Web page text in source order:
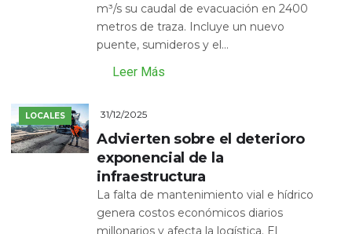
m³/s su caudal de evacuación en 2400
metros de traza. Incluye un nuevo
puente, sumideros y el...
Leer Más
LOCALES 31/12/2025
Advierten sobre el deterioro
exponencial de la
infraestructura
La falta de mantenimiento vial e hídrico
genera costos económicos diarios
millonarios y afecta la logística. El